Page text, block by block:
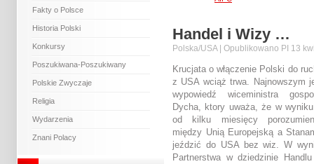
Fakty o Polsce
Historia Polski
Konkursy
Poszukiwana-Poszukiwany
Polskie Zwyczaje
Religia
Wydarzenia
Znani Polacy
Handel i Wizy …
Polska/USA | Opublikowano PI 13
Krucjata o włączenie Polski do
z USA wciąż trwa. Najnowszym
wypowiedź wiceministra
Dycha, ktory uważa, że w
od kilku miesięcy
między Unią Europejską a
jeździć do USA bez wiz. W
Partnerstwa w dziedzinie